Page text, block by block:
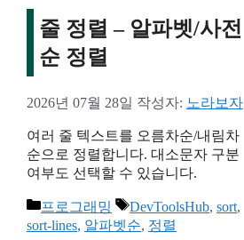
줄 정렬 – 알파벳/사전
순 정렬
2026년 07월 28일 작성자: 노라보자
여러 줄 텍스트를 오름차순/내림차
순으로 정렬합니다. 대소문자 구분
여부도 선택할 수 있습니다.
카
테
프로그래밍
태
그
DevToolsHub, sort,
sort-lines, 알파벳순, 정렬